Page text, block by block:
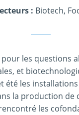
: Biotech,
les questions
et
été les
la production de
les